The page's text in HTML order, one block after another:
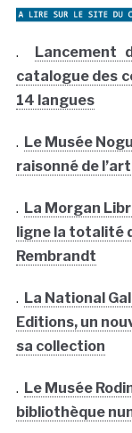
. Lancement
catalogue des
14 langues
. Le Musée
raisonné de
. La Morgan
ligne la totalité
Rembrandt
. La National
Editions, un
sa collection
. Le Musée
bibliothèque